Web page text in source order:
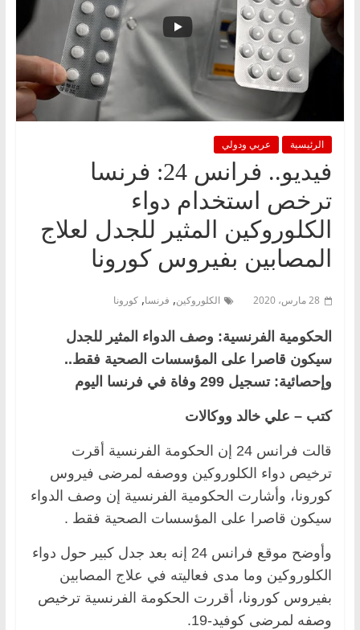
الرئيسية عربي ودولي
فيديو.. فرانس 24: فرنسا
ترخص استخدام دواء
الكلوروكين المثير للجدل لعلاج
المصابين بفيروس كورونا
28 مارس، 2020 الكلوروكين, فرنسا, كورونا
الحكومية الفرنسية: وصف الدواء المثير للجدل
سيكون قاصرا على المؤسسات الصحية فقط..
وإحصائية: تسجيل 299 وفاة في فرنسا اليوم
كتب – علي خالد ووكالات
قالت فرانس 24 إن الحكومة الفرنسية أقرت
ترخيص دواء الكلوروكين ووصفه لمرضى فيروس
كورونا، وأشارت الحكومية الفرنسية إن وصف الدواء
سيكون قاصرا على المؤسسات الصحية فقط .
وأوضح موقع فرانس 24 إنه بعد جدل كبير حول دواء
الكلوروكين وما مدى فعاليته في علاج المصابين
بفيروس كورونا، أقررت الحكومة الفرنسية ترخيص
وصفه لمرضى كوفيد-19.